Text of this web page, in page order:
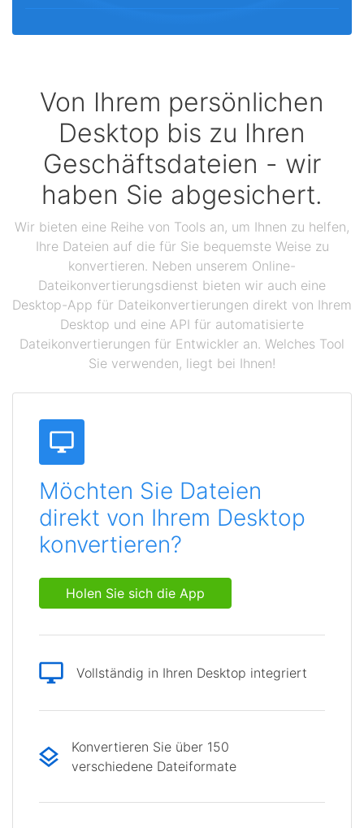
Von Ihrem persönlichen
Desktop bis zu Ihren
Geschäftsdateien - wir
haben Sie abgesichert.
Wir bieten eine Reihe von Tools an, um Ihnen zu helfen,
Ihre Dateien auf die für Sie bequemste Weise zu
konvertieren. Neben unserem Online-
Dateikonvertierungsdienst bieten wir auch eine
Desktop-App für Dateikonvertierungen direkt von Ihrem
Desktop und eine API für automatisierte
Dateikonvertierungen für Entwickler an. Welches Tool
Sie verwenden, liegt bei Ihnen!
Möchten Sie Dateien
direkt von Ihrem Desktop
konvertieren?
Holen Sie sich die App
Vollständig in Ihren Desktop integriert
Konvertieren Sie über 150
verschiedene Dateiformate